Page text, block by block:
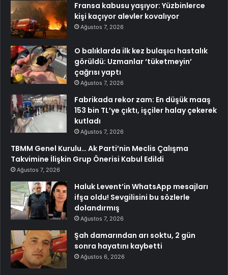
Fransa kabusu yaşıyor: Yüzbinlerce
kişi kaçıyor alevler kovalıyor
Ağustos 7, 2026
O balıklarda ilk kez bulaşıcı hastalık
görüldü: Uzmanlar ‘tüketmeyin’
çağrısı yaptı
Ağustos 7, 2026
Fabrikada rekor zam: En düşük maaş
153 bin TL’ye çıktı, işçiler halay çekerek
kutladı
Ağustos 7, 2026
TBMM Genel Kurulu… Ak Parti’nin Meclis Çalışma
Takvimine İlişkin Grup Önerisi Kabul Edildi
Ağustos 7, 2026
Haluk Levent’in WhatsApp mesajları
ifşa oldu! Sevgilisini bu sözlerle
dolandırmış
Ağustos 7, 2026
Şah damarından arı soktu, 2 gün
sonra hayatını kaybetti
Ağustos 6, 2026